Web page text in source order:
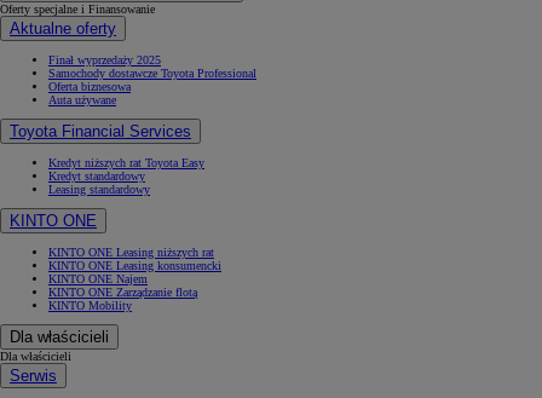
Oferty specjalne i Finansowanie
Aktualne oferty
Finał wyprzedaży 2025
Samochody dostawcze Toyota Professional
Oferta biznesowa
Auta używane
Toyota Financial Services
Kredyt niższych rat Toyota Easy
Kredyt standardowy
Leasing standardowy
KINTO ONE
KINTO ONE Leasing niższych rat
KINTO ONE Leasing konsumencki
KINTO ONE Najem
KINTO ONE Zarządzanie flotą
KINTO Mobility
Dla właścicieli
Dla właścicieli
Serwis